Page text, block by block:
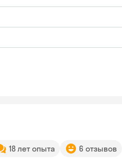
18 лет опыта 6 отзывов